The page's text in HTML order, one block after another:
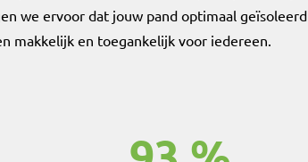
we ervoor dat jouw pand optimaal geïsoleerd
makkelijk en toegankelijk voor iedereen.